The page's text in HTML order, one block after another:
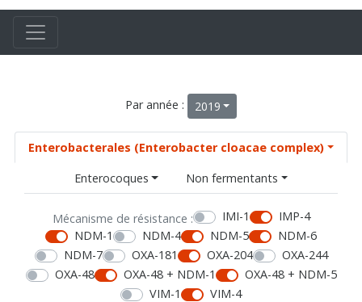
Par année : 2019
Enterobacterales (Enterobacter cloacae complex)
Enterocoques
Non fermentants
Mécanisme de résistance : IMI-1
IMP-4
NDM-1
NDM-4 NDM-5
NDM-6
NDM-7
OXA-181 OXA-204
OXA-244
OXA-48
OXA-48 + NDM-1
OXA-48 + NDM-5
VIM-1
VIM-4